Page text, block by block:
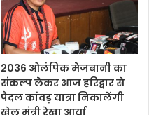
2036 ओलंपिक मेजबानी का
संकल्प लेकर आज हरिद्वार से
पैदल कांवड़ यात्रा निकालेंगी